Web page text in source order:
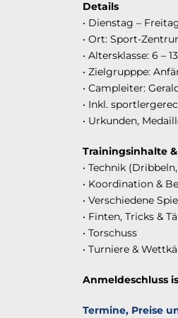
Details
• Dienstag –
• Ort: Sport-
• Altersklasse: 6 –
• Zielgrupppe:
• Campleiter:
• Inkl.
• Urkunden,
Trainingsinhalte
• Technik
• Koordination &
• Verschiedene
• Finten, Tricks &
• Torschuss
• Turniere &
Anmeldeschluss
Termine, Preise